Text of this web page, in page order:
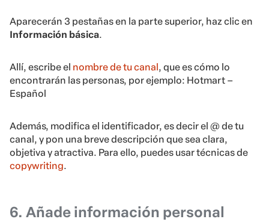
Aparecerán 3 pestañas en la parte superior, haz clic en
Información básica.
Allí, escribe el nombre de tu canal , que es cómo lo
encontrarán las personas, por ejemplo: Hotmart –
Español
Además, modifica el identificador, es decir el @ de tu
canal, y pon una breve descripción que sea clara,
objetiva y atractiva. Para ello, puedes usar técnicas de
copywriting.
6. Añade información personal